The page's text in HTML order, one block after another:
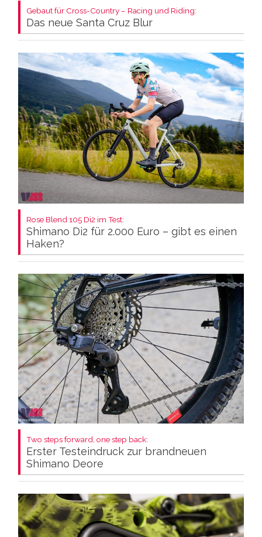
Gebaut für Cross-Country – Racing und Riding:
Das neue Santa Cruz Blur
Rose Blend 105 Di2 im Test:
Shimano Di2 für 2.000 Euro – gibt es einen
Haken?
Two steps forward, one step back:
Erster Testeindruck zur brandneuen
Shimano Deore